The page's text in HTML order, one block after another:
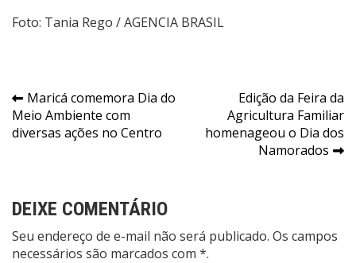
Foto: Tania Rego / AGENCIA BRASIL
Navegação
de
Maricá comemora Dia do
Meio Ambiente com
diversas ações no Centro
Edição da Feira da
Agricultura Familiar
homenageou o Dia dos
Namorados
DEIXE COMENTÁRIO
Seu endereço de e-mail não será publicado. Os campos
necessários são marcados com *.